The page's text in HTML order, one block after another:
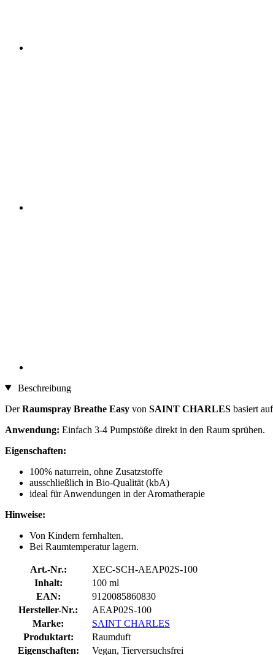
Beschreibung
DerRaumspray Breathe Easy von SAINT CHARLES basiert
Anwendung: Einfach 3-4 Pumpstöße direkt in den Raum sprühen.
Eigenschaften:
100% naturrein, ohne Zusatzstoffe
ausschließlich in Bio-Qualität (kbA)
ideal für Anwendungen in der Aromatherapie
Hinweise:
Von Kindern fernhalten.
Bei Raumtemperatur lagern.
Art.-Nr.:
XEC-SCH-AEAP02S-100
Inhalt:
100 ml
EAN:
9120085860830
Hersteller-Nr.:
AEAP02S-100
Marke:
SAINT CHARLES
Produktart:
Raumduft
Eigenschaften:
Vegan, Tierversuchsfrei